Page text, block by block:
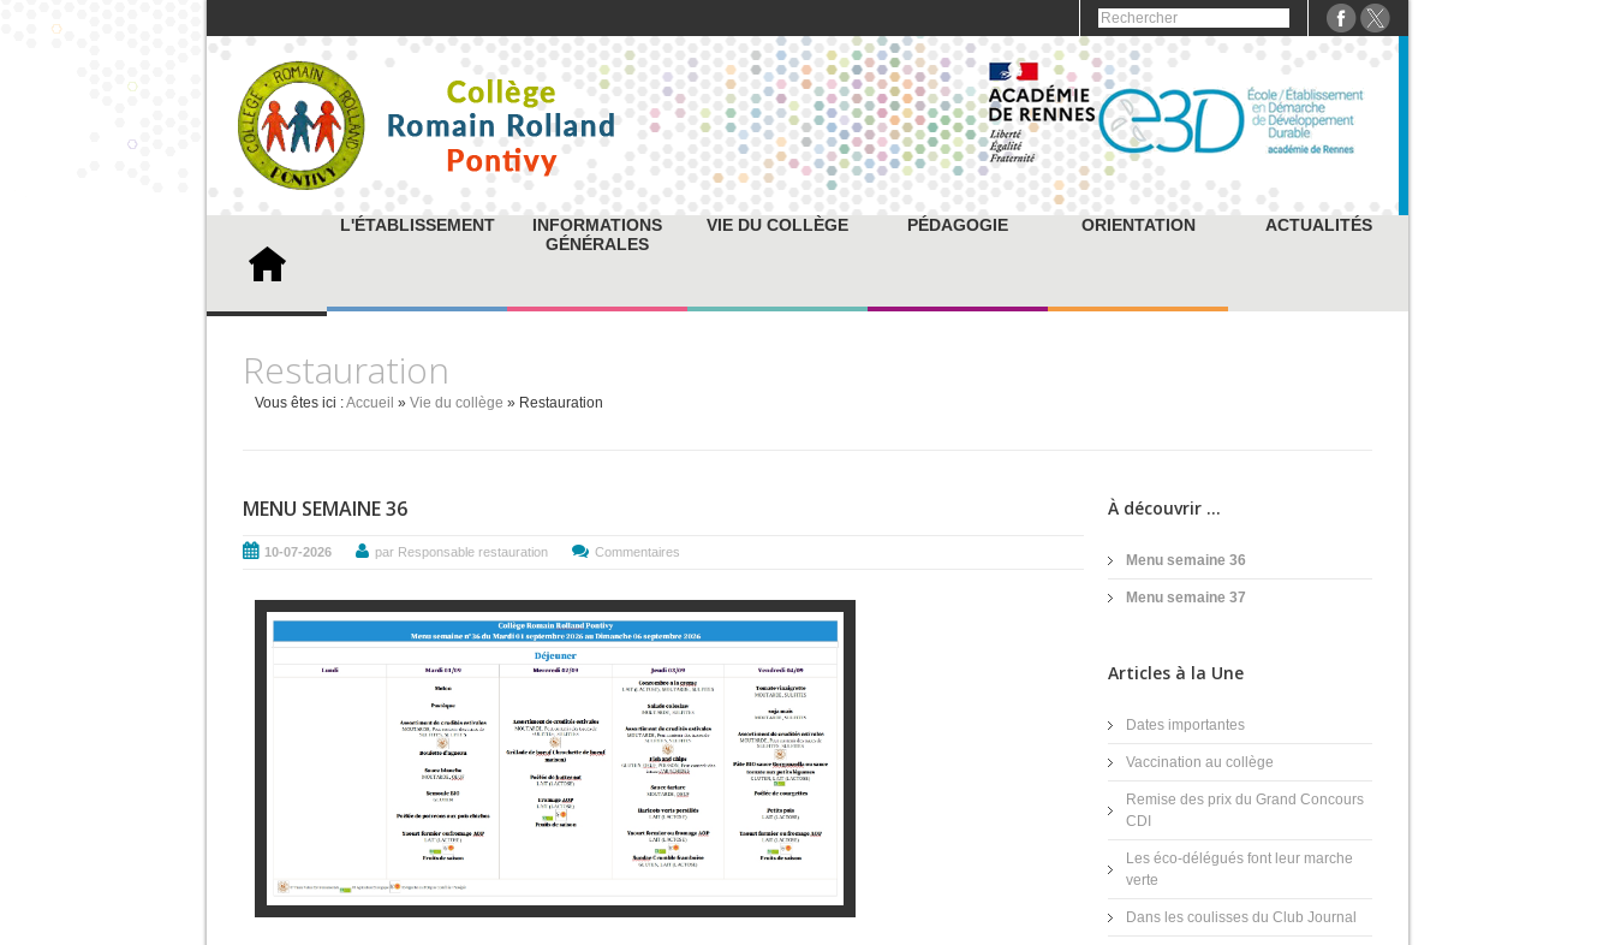
L'ÉTABLISSEMENT
INFORMATIONS
GÉNÉRALES
VIE DU COLLÈGE PÉDAGOGIE ORIENTATION ACTUALITÉS
Restauration
Vous êtes ici :Accueil » Vie du collège » Restauration
MENU SEMAINE 36
10-07-2026 par Responsable restauration Commentaires
À découvrir ...
Menu semaine 36
Menu semaine 37
Articles à la Une
Dates importantes
Vaccination au collège
Remise des prix du Grand Concours
CDI
Les éco-délégués font leur marche
verte
Dans les coulisses du Club Journal